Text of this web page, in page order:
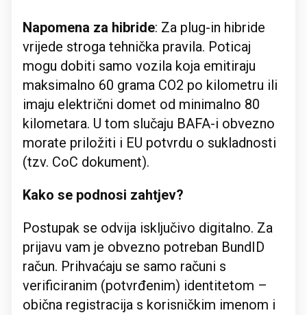
Napomena za hibride: Za plug-in hibride
vrijede stroga tehnička pravila. Poticaj
mogu dobiti samo vozila koja emitiraju
maksimalno 60 grama CO2 po kilometru ili
imaju električni domet od minimalno 80
kilometara. U tom slučaju BAFA-i obvezno
morate priložiti i EU potvrdu o sukladnosti
(tzv. CoC dokument).
Kako se podnosi zahtjev?
Postupak se odvija isključivo digitalno. Za
prijavu vam je obvezno potreban BundID
račun. Prihvaćaju se samo računi s
verificiranim (potvrđenim) identitetom –
obična registracija s korisničkim imenom i